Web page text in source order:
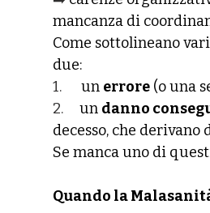
mancanza di
Come sottolineano
due:
1. un errore (o una
2. un danno
decesso, che derivano
Se manca uno di
Quando la